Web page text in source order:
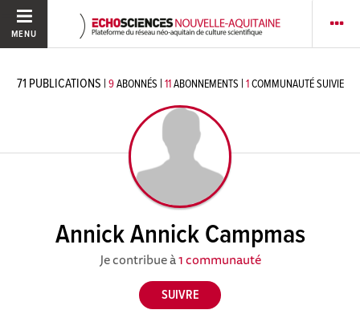
MENU
71 PUBLICATIONS | 9ABONNÉS | 11ABONNEMENTS | 1COMMUNAUTÉ SUIVIE
Annick Annick Campmas
Je contribue à1 communauté